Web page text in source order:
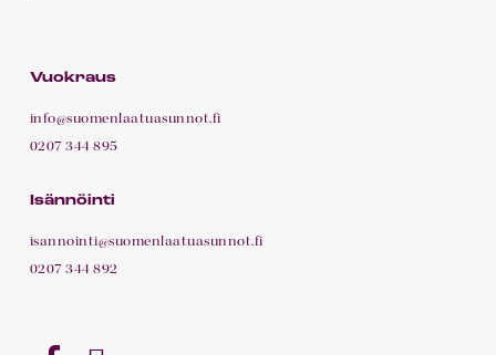
Vuokraus
info@suomenlaatuasunnot.fi
0207 344 895
Isännöinti
isannointi@suomenlaatuasunnot.fi
0207 344 892